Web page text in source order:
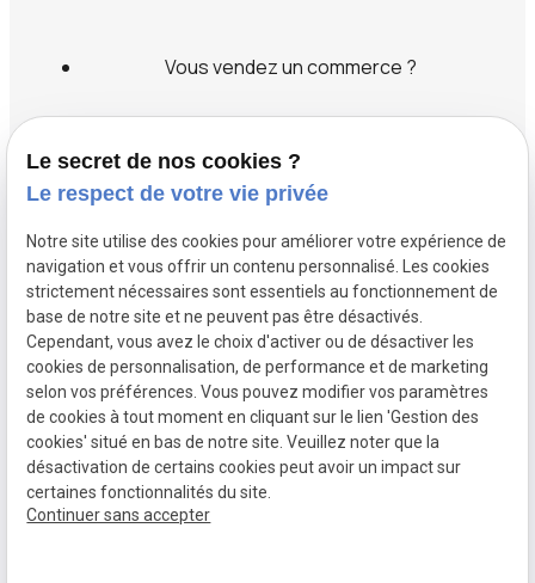
Vous vendez un commerce ?
Label transaction
Recrutement
Services
SIRET :
49524206700041
Mentions légales
Politique de
Gestion des
Le secret de nos cookies ?
Le respect de votre vie privée
Notre site utilise des cookies pour améliorer votre expérience de
navigation et vous offrir un contenu personnalisé. Les cookies
strictement nécessaires sont essentiels au fonctionnement de
base de notre site et ne peuvent pas être désactivés.
Cependant, vous avez le choix d'activer ou de désactiver les
cookies de personnalisation, de performance et de marketing
selon vos préférences. Vous pouvez modifier vos paramètres
de cookies à tout moment en cliquant sur le lien 'Gestion des
cookies' situé en bas de notre site. Veuillez noter que la
désactivation de certains cookies peut avoir un impact sur
certaines fonctionnalités du site.
Continuer sans accepter